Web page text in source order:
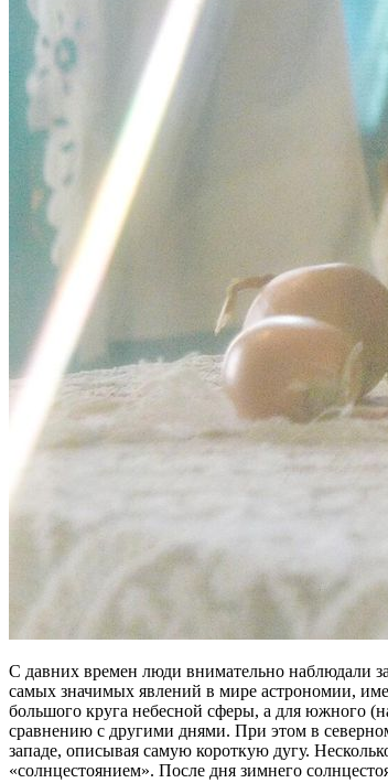
С давних времен люди внимательно наблюдали
самых значимых явлений в мире астрономии,
большого круга небесной сферы, а для южного
сравнению с другими днями. При этом в
западе, описывая самую короткую дугу.
«солнцестоянием». После дня зимнего